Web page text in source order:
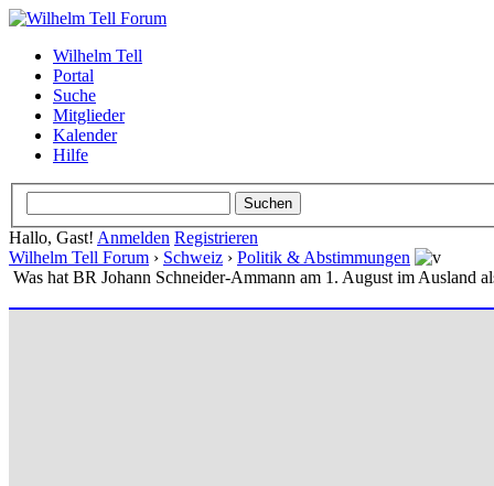
Wilhelm Tell
Portal
Suche
Mitglieder
Kalender
Hilfe
Hallo, Gast! Anmelden Registrieren
Wilhelm Tell Forum › Schweiz › Politik & Abstimmungen
Was hat BR Johann Schneider-Ammann am 1. August im Ausland